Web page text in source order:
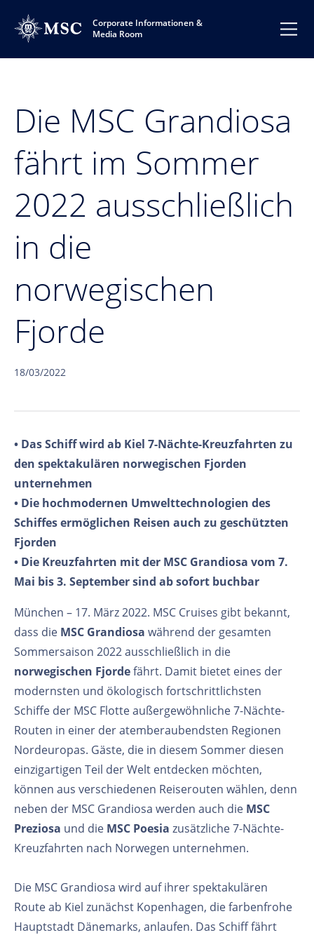
Corporate Informationen &
Media Room
Die MSC Grandiosa
fährt im Sommer
2022 ausschließlich
in die
norwegischen
Fjorde
18/03/2022
• Das Schiff wird ab Kiel 7-Nächte-Kreuzfahrten zu
den spektakulären norwegischen Fjorden
unternehmen
• Die hochmodernen Umwelttechnologien des
Schiffes ermöglichen Reisen auch zu geschützten
Fjorden
• Die Kreuzfahrten mit der MSC Grandiosa vom 7.
Mai bis 3. September sind ab sofort buchbar
München – 17. März 2022. MSC Cruises gibt bekannt,
dass die MSC Grandiosa während der gesamten
Sommersaison 2022 ausschließlich in die
norwegischen Fjordefährt. Damit bietet eines der
modernsten und ökologisch fortschrittlichsten
Schiffe der MSC Flotte außergewöhnliche 7-Nächte-
Routen in einer der atemberaubendsten Regionen
Nordeuropas. Gäste, die in diesem Sommer diesen
einzigartigen Teil der Welt entdecken möchten,
können aus verschiedenen Reiserouten wählen, denn
neben der MSC Grandiosa werden auch die MSC
Preziosa und die MSC Poesia zusätzliche 7-Nächte-
Kreuzfahrten nach Norwegen unternehmen.
Die MSC Grandiosa wird auf ihrer spektakulären
Route ab Kiel zunächst Kopenhagen, die farbenfrohe
Hauptstadt Dänemarks, anlaufen. Das Schiff fährt